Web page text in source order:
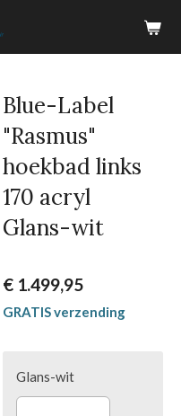
Blue-Label
"Rasmus"
hoekbad links
170 acryl
Glans-wit
€ 1.499,95
GRATIS verzending
Glans-wit